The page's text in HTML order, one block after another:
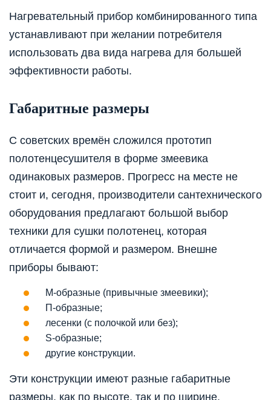
Нагревательный прибор комбинированного типа
устанавливают при желании потребителя
использовать два вида нагрева для большей
эффективности работы.
Габаритные размеры
С советских времён сложился прототип
полотенцесушителя в форме змеевика
одинаковых размеров. Прогресс на месте не
стоит и, сегодня, производители сантехнического
оборудования предлагают большой выбор
техники для сушки полотенец, которая
отличается формой и размером. Внешне
приборы бывают:
М-образные (привычные змеевики);
П-образные;
лесенки (с полочкой или без);
S-образные;
другие конструкции.
Эти конструкции имеют разные габаритные
размеры, как по высоте, так и по ширине.